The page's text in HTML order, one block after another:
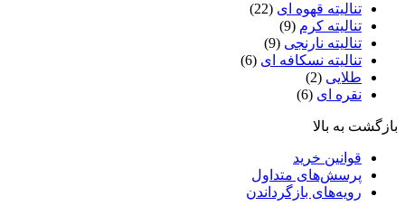
تنالیته قهوه ای (22)
تنالیته کرم (9)
تنالیته نارنجی (9)
تنالیته نسکافه ای (6)
طلایی (2)
نقره ای (6)
به بالا
قوانین خرید
پرسش‌های متداول
رویه‌های بازگرداندن